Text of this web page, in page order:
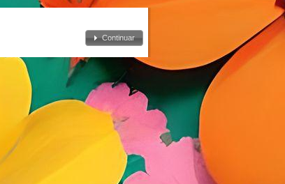
Continuar